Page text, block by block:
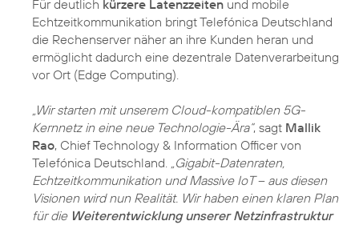
Für deutlich kürzere Latenzzeiten und mobile
Echtzeitkommunikation bringt Telefónica Deutschland
die Rechenserver näher an ihre Kunden heran und
ermöglicht dadurch eine dezentrale Datenverarbeitung
vor Ort (Edge Computing).
„Wir starten mit unserem Cloud-kompatiblen 5G-
Kernnetz in eine neue Technologie-Ära“, sagt Mallik
Rao, Chief Technology & Information Officer von
Telefónica Deutschland. „Gigabit-Datenraten,
Echtzeitkommunikation und Massive IoT – aus diesen
Visionen wird nun Realität. Wir haben einen klaren Plan
für die Weiterentwicklung unserer Netzinfrastruktur